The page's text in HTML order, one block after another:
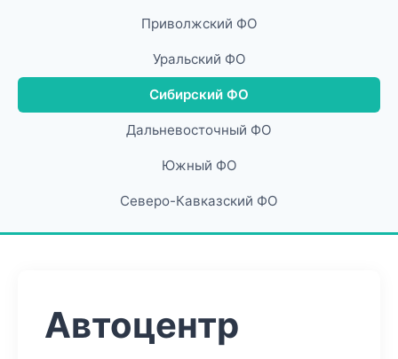
Приволжский ФО
Уральский ФО
Сибирский ФО
Дальневосточный ФО
Южный ФО
Северо-Кавказский ФО
Автоцентр